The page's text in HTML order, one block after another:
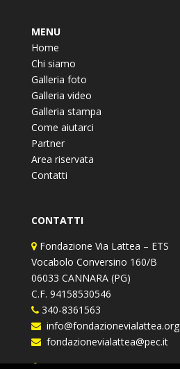
MENU
Home
Chi siamo
Galleria foto
Galleria video
Galleria stampa
Come aiutarci
Partner
Area riservata
Contatti
CONTATTI
Fondazione Via Lattea – ETS
Vocabolo Conversino 160/B
06033 CANNARA (PG)
C.F. 94158530546
340-8361563
info@fondazionevialattea.org
fondazionevialattea@pec.it